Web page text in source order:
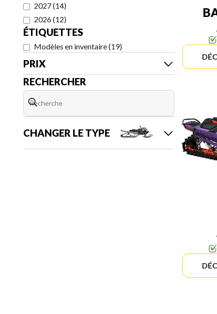
2027(14)
2026(12)
ÉTIQUETTES
Modèles en inventaire(19)
PRIX
RECHERCHER
CHANGER LE TYPE